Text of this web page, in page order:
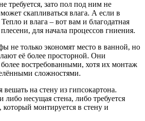
требуется, зато пол под ним не
скапливаться влага. А если в
и влага – вот вам и благодатная
для начала процессов гниения.
не только экономят место в ванной, но
её более просторной. Они
более востребованными, хотя их монтаж
сложностями.
на стену из гипсокартона.
либо несущая стена, либо требуется
монтируется в стену и